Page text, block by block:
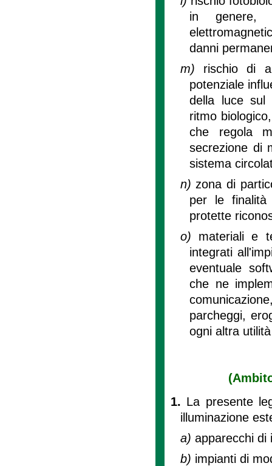
in genere,
danni
m) rischio di
potenziale
della luce sul
ritmo
che regola
secrezione di
sistema
n) zona di
per le finalità
protette
o) materiali e
integrati
eventuale
che ne
parcheggi,
ogni altra
1. La presente
illuminazione
a) apparecchi di
b) impianti di